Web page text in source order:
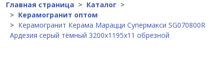
Главная страница
Каталог
Керамогранит оптом
Керамогранит Керама Марацци Супермакси SG070800R
Ардезия серый тёмный 3200x1195x11 обрезной